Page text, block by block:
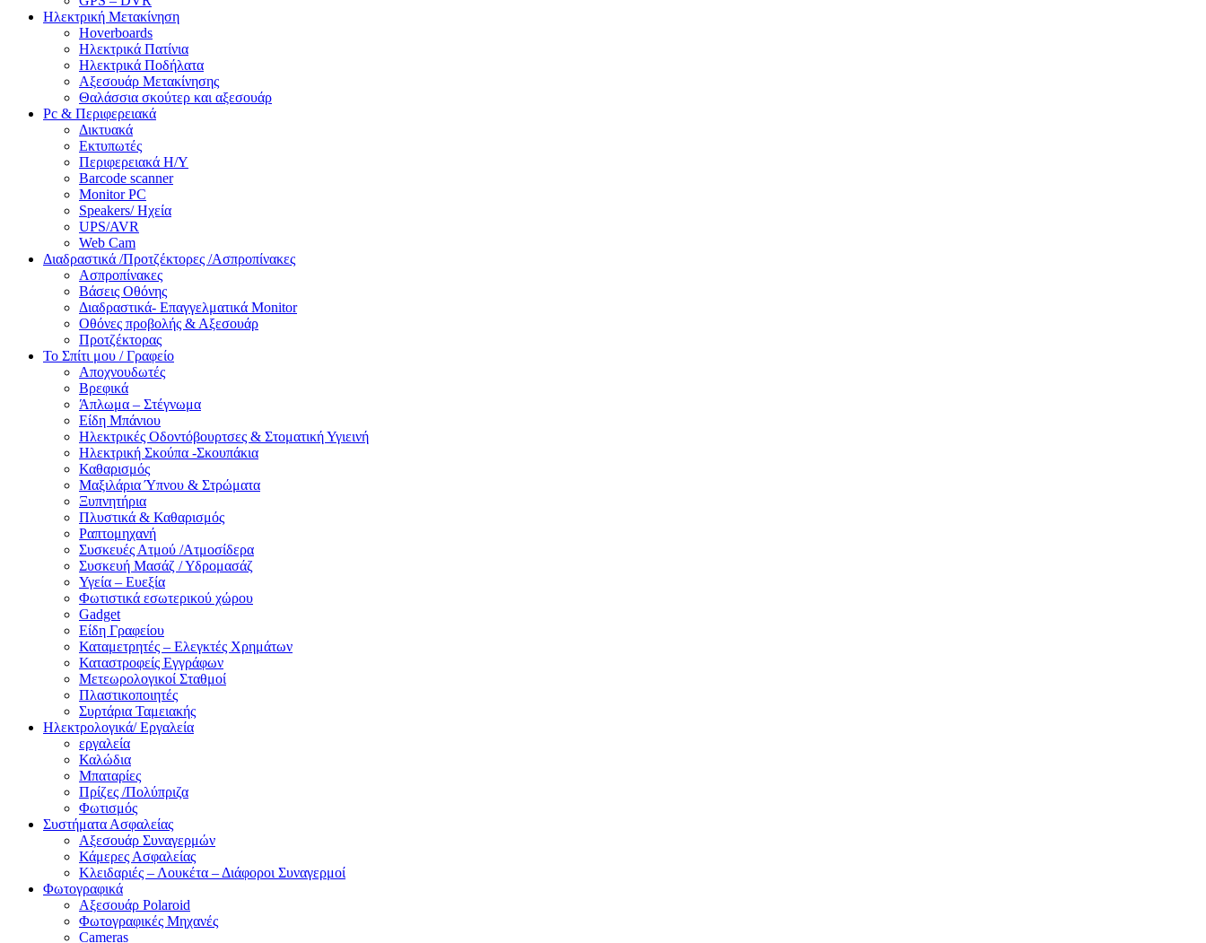
Ηλεκτρική Μετακίνηση
Hoverboards
Ηλεκτρικά Πατίνια
Ηλεκτρικά Ποδήλατα
Αξεσουάρ Μετακίνησης
Θαλάσσια σκούτερ και αξεσουάρ
Pc & Περιφερειακά
Δικτυακά
Εκτυπωτές
Περιφερειακά Η/Υ
Barcode scanner
Monitor PC
Speakers/ Ηχεία
UPS/AVR
Web Cam
Διαδραστικά /Προτζέκτορες /Ασπροπίνακες
Ασπροπίνακες
Βάσεις Οθόνης
Διαδραστικά- Επαγγελματικά Monitor
Οθόνες προβολής & Αξεσουάρ
Προτζέκτορας
Το Σπίτι μου / Γραφείο
Αποχνουδωτές
Βρεφικά
Άπλωμα – Στέγνωμα
Είδη Μπάνιου
Ηλεκτρικές Οδοντόβουρτσες & Στοματική Υγιεινή
Ηλεκτρική Σκούπα -Σκουπάκια
Καθαρισμός
Μαξιλάρια Ύπνου & Στρώματα
Ξυπνητήρια
Πλυστικά & Καθαρισμός
Ραπτομηχανή
Συσκευές Ατμού /Ατμοσίδερα
Συσκευή Μασάζ / Υδρομασάζ
Υγεία – Ευεξία
Φωτιστικά εσωτερικού χώρου
Gadget
Είδη Γραφείου
Καταμετρητές – Ελεγκτές Χρημάτων
Καταστροφείς Εγγράφων
Μετεωρολογικοί Σταθμοί
Πλαστικοποιητές
Συρτάρια Ταμειακής
Ηλεκτρολογικά/ Εργαλεία
εργαλεία
Καλώδια
Μπαταρίες
Πρίζες /Πολύπριζα
Φωτισμός
Συστήματα Ασφαλείας
Αξεσουάρ Συναγερμών
Κάμερες Ασφαλείας
Κλειδαριές – Λουκέτα – Διάφοροι Συναγερμοί
Φωτογραφικά
Αξεσουάρ Polaroid
Φωτογραφικές Μηχανές
Cameras